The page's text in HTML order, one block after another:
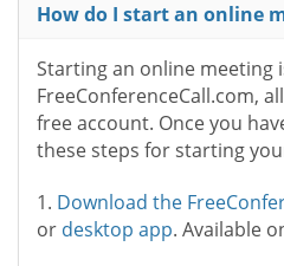
How do I start an online
Starting an online meeting
FreeConferenceCall.com,
free account. Once you
these steps for starting
1. Download the
or desktop app. Available